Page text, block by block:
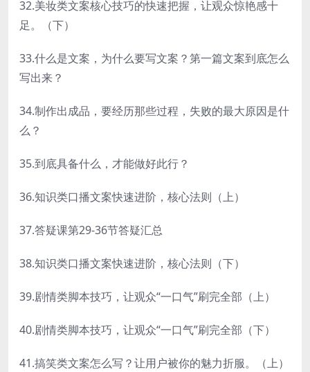
32.美妆类文案核心技巧的快速把握，让观众惊艳感十
足。（下）
33.什么是文案，为什么要写文案？第一篇文案到底怎么
写出来？
34.制作出成品，要经历那些过程，失败的最大原因是什
么？
35.到底具备什么，才能做好此行？
36.知识类口播文案快速进阶，核心法则（上）
37.答疑课第29-36节答疑汇总
38.知识类口播文案快速进阶，核心法则（下）
39.剧情类脚本技巧，让观众“一口气”刷完全部（上）
40.剧情类脚本技巧，让观众“一口气”刷完全部（下）
41.搞笑类文案怎么写？让用户被你的魅力折服。（上）